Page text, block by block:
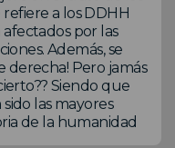
a los DDHH
por las
Además, se
derecha! Pero jamás
Siendo que
las mayores
de la humanidad